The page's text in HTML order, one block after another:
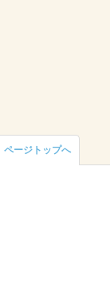
ページトップへ